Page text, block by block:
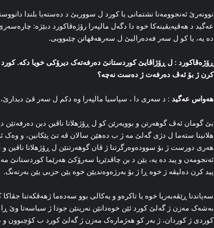
نوونه‌رێ ئه‌نجوومه‌نا نشتمانی یا کورد ل سووریێ د ده‌سته‌یا بلندا
عه‌گید د ھەڤپەیڤینەكا خوە دا دگەل مالپەرا رۆژەڤاكورد دبێژە:
ده‌ یه‌، یا کو ل سه‌ر فه‌ده‌رالیێ ل سه‌رهه‌ڤهاتن چێبوویی.
ڕۆژه‌ڤاکورد : ل ڕۆژاڤایێ کوردستانێ ده‌رفه‌ته‌ک دیرۆکی خویا دکه‌.
کرن ژ بۆ ئه‌ڤ ده‌رفه‌ت ژ ده‌ست نه‌چه‌؟
هه‌واس عه‌گید : د سه‌ری دا ، سپاسیا مالپه‌را وه‌ دکم ل سه‌ر ڤێ
بێ گومان ئه‌ڤ گوهه‌رتن و بوویه‌رێن کو ل ڕۆژهلاتا ناڤین دبن ده‌رفه‌تێن
هلانینا سته‌ما ل دژی گه‌لێ مه‌ ژ ب ده‌هێن سالان ڤه‌ تێ پێکانین، و وه‌ک
هه‌ری دورست ژ بۆ سووده‌وه‌رگرتنا ژ ڤان گوهه‌رتنێن ل ڕۆژهلاتا ناڤین
ئه‌نجومەن و پید ده‌ یه‌، یێن د بن چاڤدێریا سه‌رۆکێ هه‌رێما کوردستانێ
پید کرن ده‌لیڤه‌ ژ خوه‌ ڕا ژ بۆ به‌رژه‌وه‌ندیێن خوه‌ یێن حزبی یێن بەرته‌نگ.
سه‌پاندنا ڕێڤه‌به‌ریا خوه‌ یا تاکره‌و و یه‌کالی بوو سه‌ده‌ما ژهه‌ڤکه‌تنا
به‌شه‌ک مه‌زن ژ گه‌لێ کورد ئێن خوه‌دانێن نه‌رینێن جودا ژ سیاسه‌تا وێ ڕا
کوردی ژ کوردان، ژ به‌ر کو هه‌ژماره‌ک مه‌زن ژ گه‌لێ کورد ب کۆچبوون و